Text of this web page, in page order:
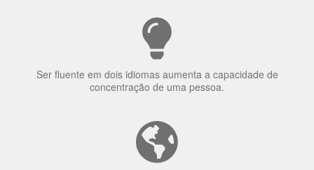
Ser fluente em dois idiomas aumenta a capacidade de
concentração de uma pessoa.